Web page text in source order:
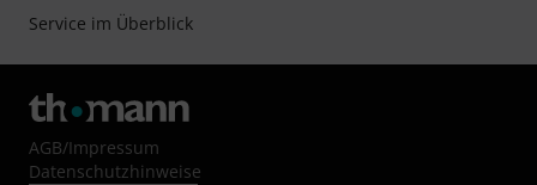
Service im Überblick
AGB/Impressum
Datenschutzhinweise